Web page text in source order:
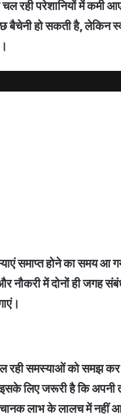
रही परेशानियों में
हो सकती है, लेकिन
समाप्त होने का समय
में दोनों ही जगह
चल रही समस्याओं को समझ
लिए जरूरी है कि अपनी
लाभ के लालच में नहीं